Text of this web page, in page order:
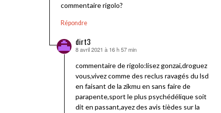
commentaire rigolo?
Répondre
dirt3
dit :
8 avril 2021 à 16 h 57 min
commentaire de rigolo:lisez gonzai,droguez
vous,vivez comme des reclus ravagés du lsd
en faisant de la zikmu en sans faire de
parapente,sport le plus psychédélique soit
dit en passant,ayez des avis tièdes sur la